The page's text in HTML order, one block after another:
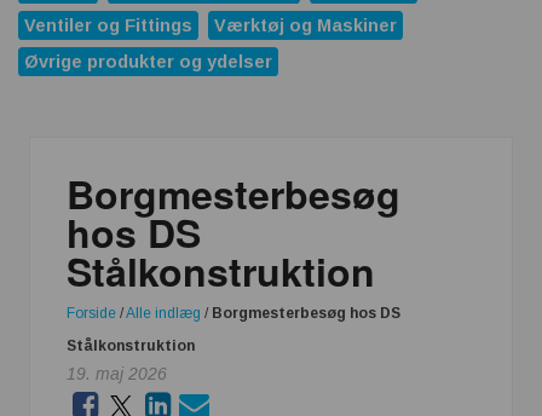
Ventiler og Fittings
Værktøj og Maskiner
Øvrige produkter og ydelser
Borgmesterbesøg
hos DS
Stålkonstruktion
Forside /Alle indlæg / Borgmesterbesøg hos DS
Stålkonstruktion
19. maj 2026